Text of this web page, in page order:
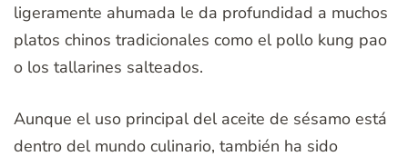
ligeramente ahumada le da profundidad a muchos
platos chinos tradicionales como el pollo kung pao
o los tallarines salteados.
Aunque el uso principal del aceite de sésamo está
dentro del mundo culinario, también ha sido